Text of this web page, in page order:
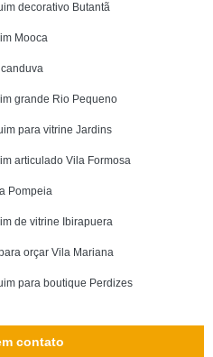
decorativo Butantã
Mooca
grande Rio Pequeno
para vitrine Jardins
articulado Vila Formosa
Pompeia
de vitrine Ibirapuera
orçar Vila Mariana
para boutique Perdizes
contato